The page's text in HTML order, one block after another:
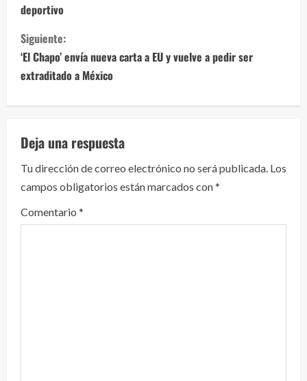
g
u
e
l
e
y
e
n
deportivo
Siguiente:
‘El Chapo’ envía nueva carta a EU y vuelve a pedir ser
extraditado a México
Deja una respuesta
Tu dirección de correo electrónico no será publicada. Los
campos obligatorios están marcados con*
Comentario *